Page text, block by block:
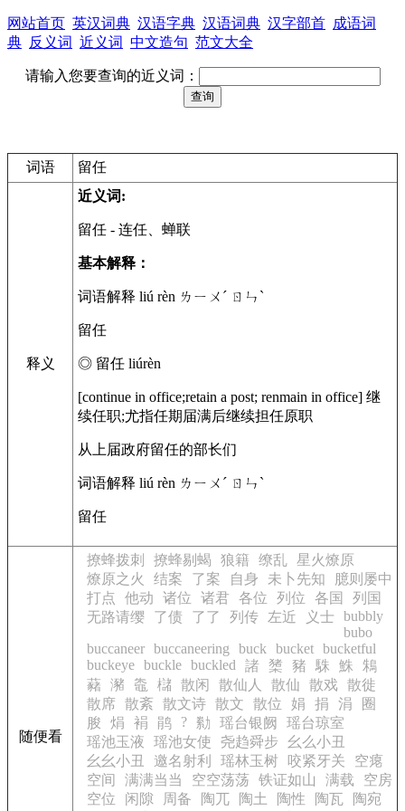
网站首页 英汉词典 汉语字典 汉语词典 汉字部首 成语词
典 反义词 近义词 中文造句 范文大全
请输入您要查询的近义词：
词语 留任
释义
近义词:
留任 - 连任、蝉联
基本解释：
词语解释 liú rèn ㄌㄧㄨˊ ㄖㄣˋ
留任
◎ 留任 liúrèn
[continue in office;retain a post; renmain in office] 继
续任职;尤指任期届满后继续担任原职
从上届政府留任的部长们
词语解释 liú rèn ㄌㄧㄨˊ ㄖㄣˋ
留任
随便看
撩蜂拨刺 撩蜂剔蝎 狼籍 缭乱 星火燎原
燎原之火
结案 了案 自身 未卜先知
臆则屡中
打点
他动 诸位 诸君 各位 列位 各国
列国
无路请缨
了债 了了 列传 左近 义士
bubbly
bubo
buccaneer buccaneering buck bucket bucketful
buckeye buckle buckled 諸 橥 豬 駯 鮢
鴸
藸
瀦 鼄 櫧 散闲 散仙人 散仙 散戏
散徙
散席 散紊 散文诗 散文 散位 娟 捐 涓
圈
朘
焆 裐 鹃 ? 勬 瑶台银阙
瑶台琼室
瑶池玉液
瑶池女使 尧趋舜步 幺么小丑
幺幺小丑
邀名射利 瑶林玉树 咬紧牙关
空瘪
空间
满满当当 空空荡荡 铁证如山 满载
空房
空位
闲隙 周备 陶兀 陶土 陶性 陶瓦
陶宛